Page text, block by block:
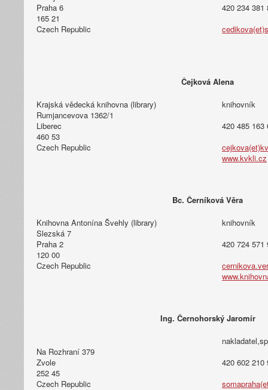
Praha 6
165 21
Czech Republic
420 234 381
Čejková Alena
Krajská vědecká knihovna (library)
Rumjancevova 1362/1
Liberec
460 53
Czech Republic
knihovník
420 485 163
www.kvkli.cz
Bc. Černíková Věra
Knihovna Antonína Švehly (library)
Slezská 7
Praha 2
120 00
Czech Republic
knihovník
420 724 571
Ing. Černohorský Jaromír
Na Rozhraní 379
Zvole
252 45
Czech Republic
420 602 210